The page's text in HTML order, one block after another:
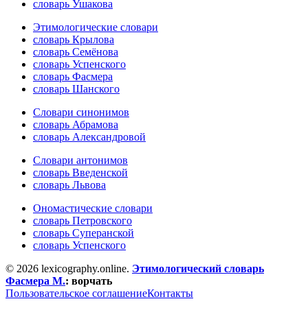
словарь Ушакова
Этимологические словари
словарь Крылова
словарь Семёнова
словарь Успенского
словарь Фасмера
словарь Шанского
Словари синонимов
словарь Абрамова
словарь Александровой
Словари антонимов
словарь Введенской
словарь Львова
Ономастические словари
словарь Петровского
словарь Суперанской
словарь Успенского
© 2026 lexicography.online. Этимологический словарь
Фасмера М.: ворчать
Пользовательское соглашениеКонтакты